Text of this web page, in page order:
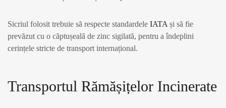
Sicriul folosit trebuie să respecte standardele IATA și să fie
prevăzut cu o căptușeală de zinc sigilată, pentru a îndeplini
cerințele stricte de transport internațional.
Transportul Rămășițelor Incinerate